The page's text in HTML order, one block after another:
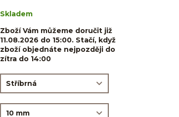
Skladem
Zboží Vám můžeme doručit již
11.08.2026 do 15:00. Stačí, když
zboží objednáte nejpozději do
zítra do 14:00